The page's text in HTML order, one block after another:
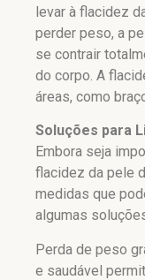
levar à flacidez
perder peso, a
se contrair
do corpo. A
áreas, como
Soluções para
Embora seja
flacidez da pele
medidas que
algumas
Perda de peso
e saudável